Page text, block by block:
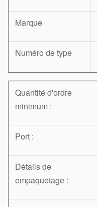
Marque
Numéro de type
Quantité d'ordre
minimum :
Port :
Détails de
empaquetage :